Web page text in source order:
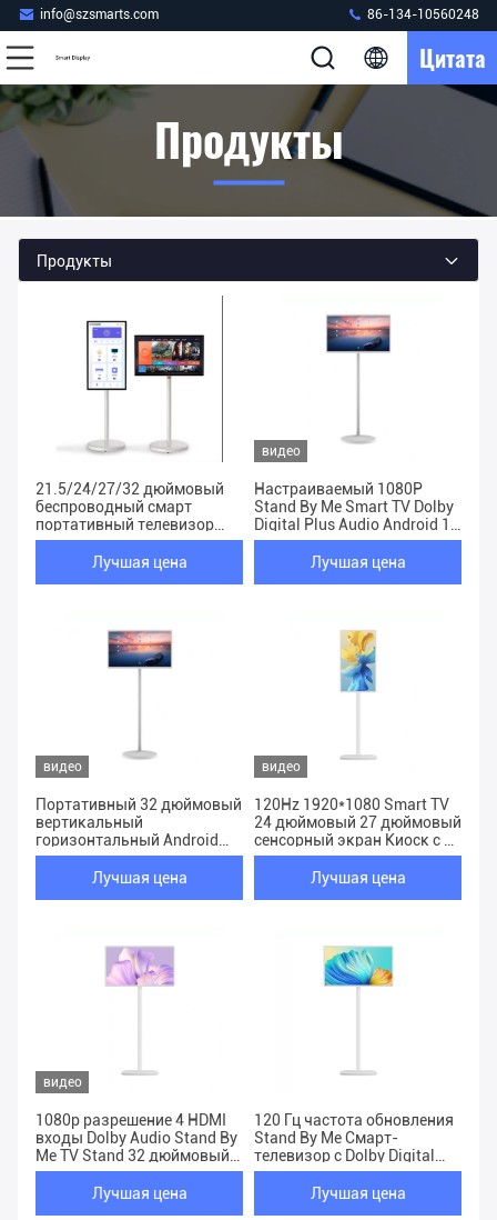
info@szsmarts.com 86-134-10560248
Цитата
Продукты
Продукты
21.5/24/27/32 дюймовый
беспроводный смарт
портативный телевизор
Android Монитор сенсорный
экран ЖК-дисплей
Лучшая цена
видео
Настраиваемый 1080P
Stand By Me Smart TV Dolby
Digital Plus Audio Android 11
сенсорный экран
Лучшая цена
видео
Портативный 32 дюймовый
вертикальный
горизонтальный Android
телевизор настраиваемый
аудио стендЛучшая цена
видео
120Hz 1920*1080 Smart TV
24 дюймовый 27 дюймовый
сенсорный экран Киоск с 4
HDMI входами Wi-Fi
Лучшая цена
видео
1080p разрешение 4 HDMI
входы Dolby Audio Stand By
Me TV Stand 32 дюймовый
сенсорный интерактивный
Лучшая цена
120 Гц частота обновления
Stand By Me Смарт-
телевизор с Dolby Digital
Plus аудио Wi-Fi Bluetooth
Ethernet подключение
Лучшая цена